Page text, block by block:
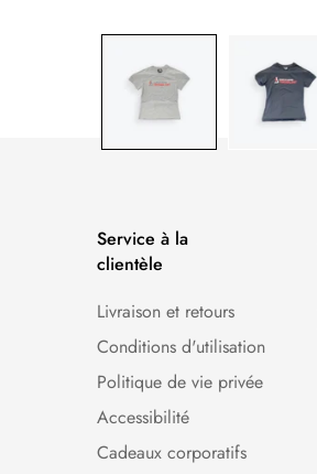
Service à la
clientèle
Livraison et retours
Conditions d'utilisation
Politique de vie privée
Accessibilité
Cadeaux corporatifs